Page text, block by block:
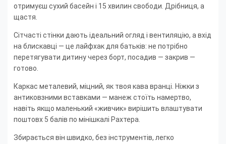
отримуєш сухий басейн і 15 хвилин свободи. Дрібниця, а
щастя.
Сітчасті стінки дають ідеальний огляд і вентиляцію, а вхід
на блискавці — це лайфхак для батьків: не потрібно
перетягувати дитину через борт, посадив — закрив —
готово.
Каркас металевий, міцний, як твоя кава вранці. Ніжки з
антиковзними вставками — манеж стоїть намертво,
навіть якщо маленький «живчик» вирішить влаштувати
поштовх 5 балів по мінішкалі Рахтера.
Збирається він швидко, без інструментів, легко